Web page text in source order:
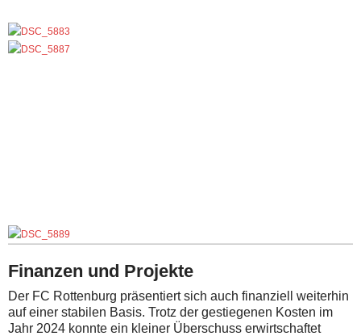
Finanzen und Projekte
Der FC Rottenburg präsentiert sich auch finanziell weiterhin
auf einer stabilen Basis. Trotz der gestiegenen Kosten im
Jahr 2024 konnte ein kleiner Überschuss erwirtschaftet